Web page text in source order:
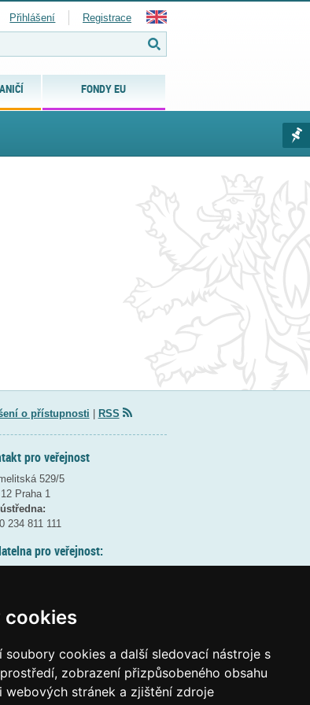
cookies
cookies a další sledovací nástroje s
zobrazení přizpůsobeného obsahu
webových stránek a zjištění zdroje
FONDY EU
Přihlášení Registrace
o přístupnosti RSS
pro veřejnost
529/5
Praha 1
234 811 111
pro veřejnost:
informací
podatelna:
gov cz